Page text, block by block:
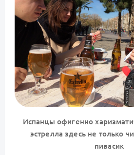
Испанцы офигенно
эстрелла здесь не только
пивасик